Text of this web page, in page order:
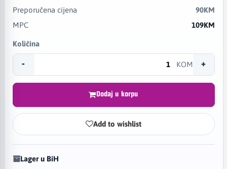
Preporučena cijena
90KM
MPC
109KM
Količina
- KOM +
Dodaj u korpu
Add to wishlist
Lager u BiH